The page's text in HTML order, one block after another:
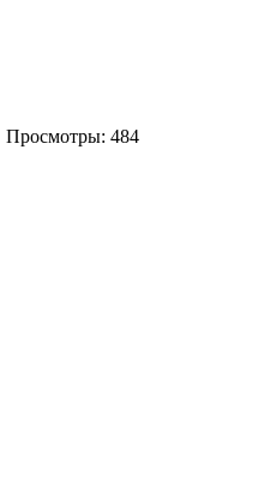
Просмотры: 484